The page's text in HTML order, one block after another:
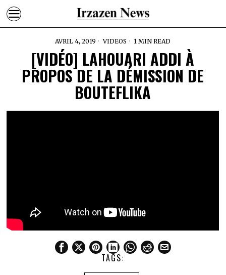
AVRIL 4, 2019 VIDEOS 1 MIN READ
[VIDÉO] LAHOUARI ADDI À
PROPOS DE LA DÉMISSION DE
BOUTEFLIKA
TAGS: